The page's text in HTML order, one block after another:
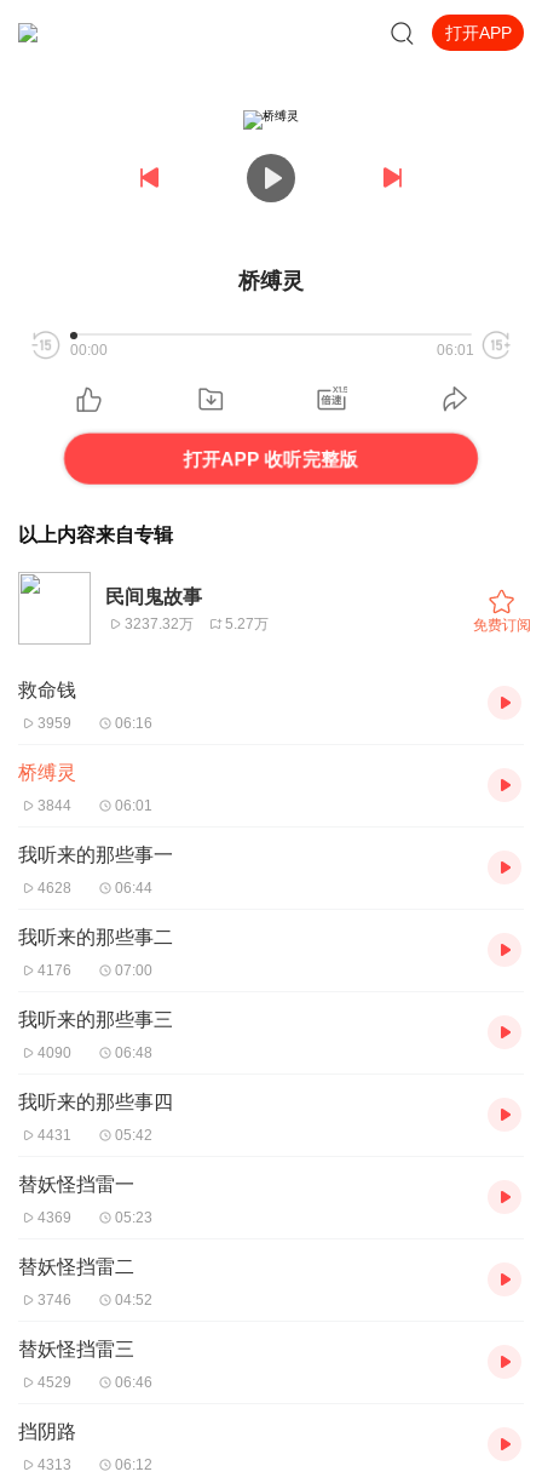
打开APP
桥缚灵
00:00 06:01
打开APP 收听完整版
以上内容来自专辑
民间鬼故事
3237.32万 5.27万 免费订阅
救命钱
3959 06:16
桥缚灵
3844 06:01
我听来的那些事一
4628 06:44
我听来的那些事二
4176 07:00
我听来的那些事三
4090 06:48
我听来的那些事四
4431 05:42
替妖怪挡雷一
4369 05:23
替妖怪挡雷二
3746 04:52
替妖怪挡雷三
4529 06:46
挡阴路
4313 06:12